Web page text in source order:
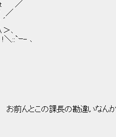
､
::`ｰ- ､
んとこの課長の勘違いなんか